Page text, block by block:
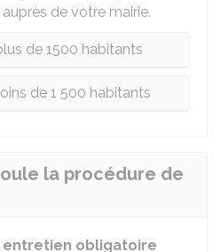
de votre mairie.
de 1500 habitants
de 1 500 habitants
la procédure de
entretien obligatoire